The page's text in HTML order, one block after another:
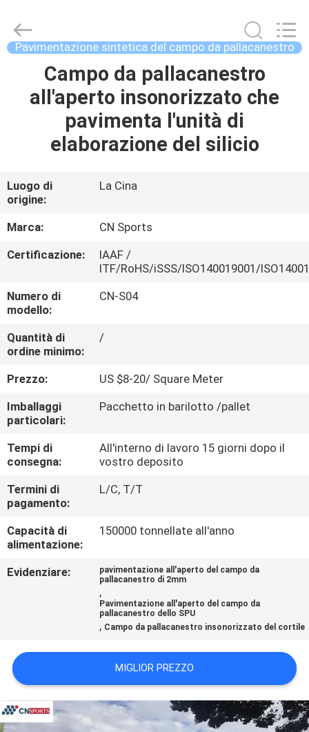
CASA
PRODOTTI
NOI
GIRO
DELLA
CONTROLLO
DI
CONTATTICI
RICHIEDA
CITAZIONE
MAPPA
DEL
POLICY
Materials
Ltd..
Pavimentazione sintetica del campo da pallacanestro
Campo da pallacanestro
all'aperto insonorizzato che
pavimenta l'unità di
elaborazione del silicio
Luogo di
origine:
La Cina
Marca:
CN Sports
Certificazione:
IAAF /
ITF/RoHS/iSSS/ISO140019001/
Numero di
modello:
CN-S04
Quantità di
ordine minimo:
/
Prezzo:
US $8-20/ Square Meter
Imballaggi
particolari:
Pacchetto in barilotto /pallet
Tempi di
consegna:
All'interno di lavoro 15 giorni dopo il
vostro deposito
Termini di
pagamento:
L/C, T/T
Capacità di
alimentazione:
150000 tonnellate all'anno
Evidenziare:
pavimentazione all'aperto del campo da
pallacanestro di 2mm
,
Pavimentazione all'aperto del campo da
pallacanestro dello SPU
, Campo da pallacanestro insonorizzato del cortile
MIGLIOR PREZZO